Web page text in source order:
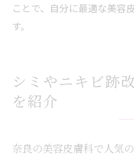
ことで、自分に最適な美容
す。
シミやニキビ跡
を紹介
奈良の美容皮膚科で人気